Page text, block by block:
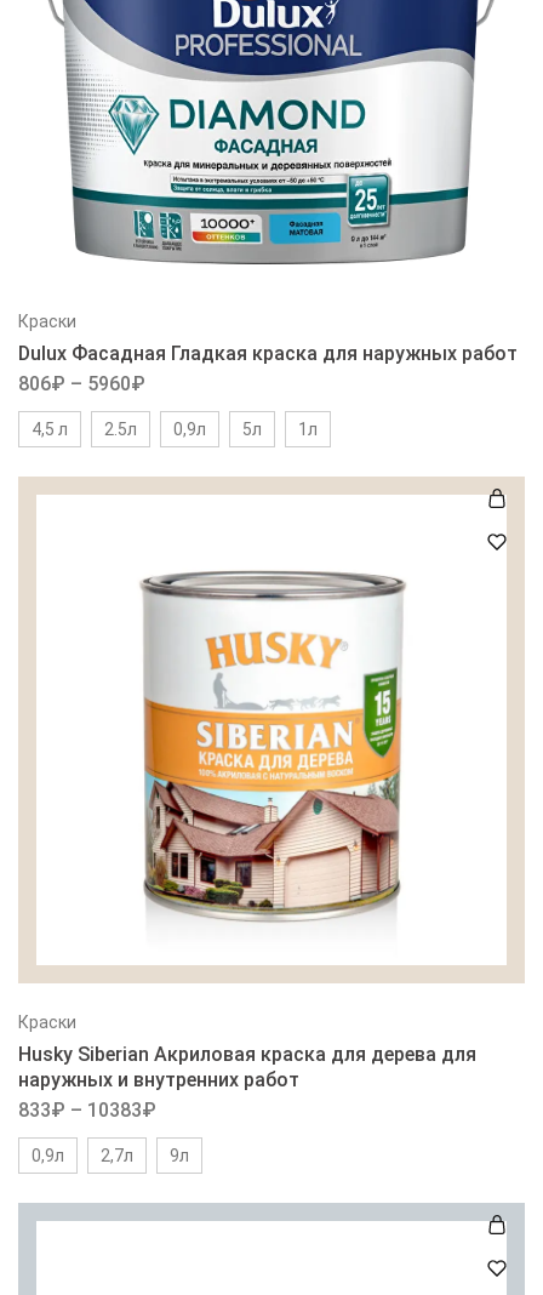
Краски
Dulux Фасадная Гладкая краска для наружных работ
806₽ – 5960₽
4,5 л 2.5л 0,9л 5л 1л
Краски
Husky Siberian Акриловая краска для дерева для
наружных и внутренних работ
833₽ – 10383₽
0,9л 2,7л 9л